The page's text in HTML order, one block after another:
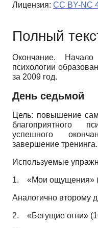
Лицензия: CC BY-NC
Полный
Окончание.
психологии
за 2009 год.
День седьмой
Цель: повышение
благоприятного
успешного
завершение тренинга.
Используемые
1. «Мои ощущения»
Аналогично второму
2. «Бегущие огни»